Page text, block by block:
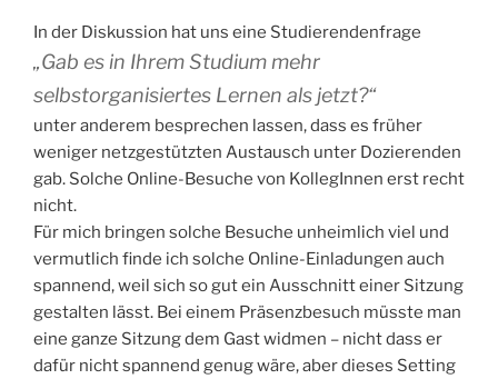
In der Diskussion hat uns eine Studierendenfrage
„Gab es in Ihrem Studium mehr
selbstorganisiertes Lernen als jetzt?“
unter anderem besprechen lassen, dass es früher
weniger netzgestützten Austausch unter Dozierenden
gab. Solche Online-Besuche von KollegInnen erst recht
nicht.
Für mich bringen solche Besuche unheimlich viel und
vermutlich finde ich solche Online-Einladungen auch
spannend, weil sich so gut ein Ausschnitt einer Sitzung
gestalten lässt. Bei einem Präsenzbesuch müsste man
eine ganze Sitzung dem Gast widmen – nicht dass er
dafür nicht spannend genug wäre, aber dieses Setting